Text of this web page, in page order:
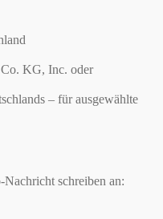
KG, Inc. oder
– für ausgewählte
schreiben an: